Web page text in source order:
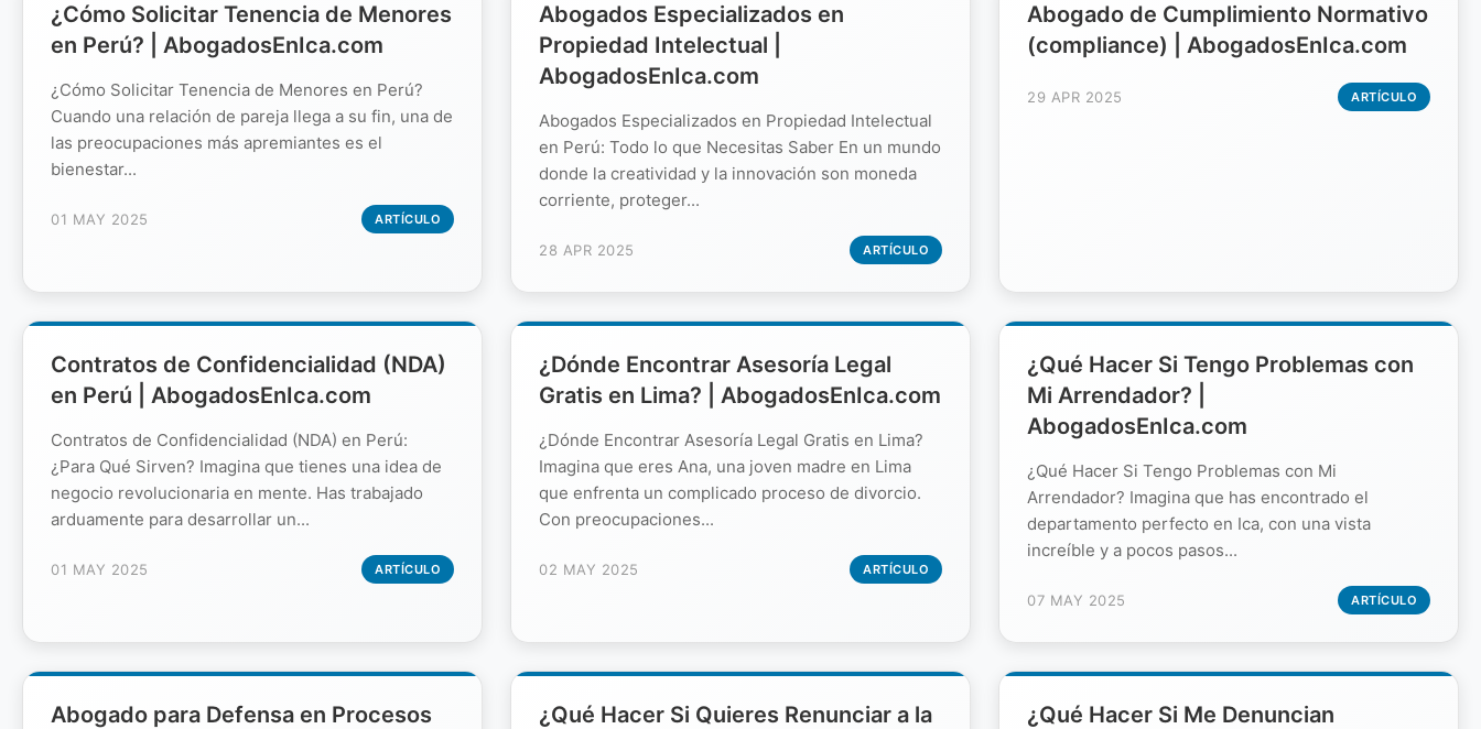
¿Cómo Solicitar Tenencia de Menores
en Perú? | AbogadosEnIca.com
¿Cómo Solicitar Tenencia de Menores en Perú?
Cuando una relación de pareja llega a su fin, una de
las preocupaciones más apremiantes es el
bienestar...
01 MAY 2025 ARTÍCULO
Abogados Especializados en
Propiedad Intelectual |
AbogadosEnIca.com
Abogados Especializados en Propiedad Intelectual
en Perú: Todo lo que Necesitas Saber En un mundo
donde la creatividad y la innovación son moneda
corriente, proteger...
28 APR 2025 ARTÍCULO
Abogado de Cumplimiento Normativo
(compliance) | AbogadosEnIca.com
29 APR 2025 ARTÍCULO
Contratos de Confidencialidad (NDA)
en Perú | AbogadosEnIca.com
Contratos de Confidencialidad (NDA) en Perú:
¿Para Qué Sirven? Imagina que tienes una idea de
negocio revolucionaria en mente. Has trabajado
arduamente para desarrollar un...
01 MAY 2025 ARTÍCULO
¿Dónde Encontrar Asesoría Legal
Gratis en Lima? | AbogadosEnIca.com
¿Dónde Encontrar Asesoría Legal Gratis en Lima?
Imagina que eres Ana, una joven madre en Lima
que enfrenta un complicado proceso de divorcio.
Con preocupaciones...
02 MAY 2025 ARTÍCULO
¿Qué Hacer Si Tengo Problemas con
Mi Arrendador? |
AbogadosEnIca.com
¿Qué Hacer Si Tengo Problemas con Mi
Arrendador? Imagina que has encontrado el
departamento perfecto en Ica, con una vista
increíble y a pocos pasos...
07 MAY 2025 ARTÍCULO
Abogado para Defensa en Procesos
¿Qué Hacer Si Quieres Renunciar a la
¿Qué Hacer Si Me Denuncian